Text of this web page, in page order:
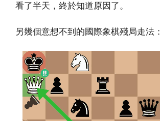
看了半天，終於知道原因了。
另幾個意想不到的國際象棋殘局走法：